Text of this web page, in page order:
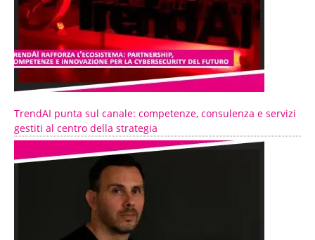
TrendAI punta sul canale: competenze, consulenza e servizi
gestiti al centro della strategia